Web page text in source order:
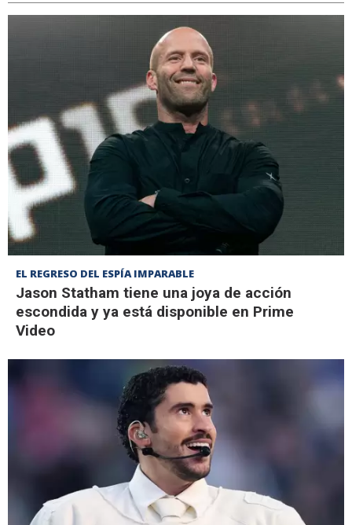
EL REGRESO DEL ESPÍA IMPARABLE
Jason Statham tiene una joya de acción
escondida y ya está disponible en Prime
Video